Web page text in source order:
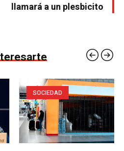
llamará a un plesbicito
SOCIEDAD